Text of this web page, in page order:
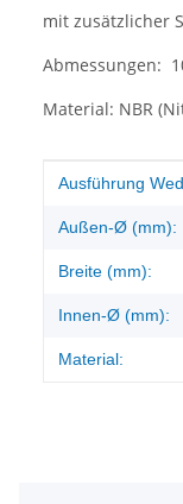
mit zusätzlicher
Abmessungen:
Material: NBR
Wert
Ausführung
Außen-Ø (mm):
Breite (mm):
Innen-Ø (mm):
Material: